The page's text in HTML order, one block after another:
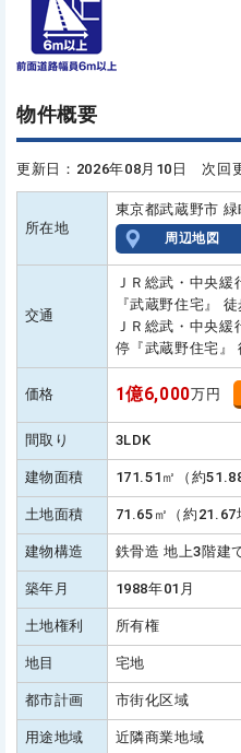
物件概要
更新日：2026年08月10日 次回
所在地
東京都武蔵野市 緑
周辺地図
交通
ＪＲ総武・中央
『武蔵野住宅』
ＪＲ総武・中央
停『武蔵野住宅』
価格 1億6,000万円
間取り 3LDK
建物面積 171.51㎡（約
土地面積 71.65㎡（約21.67
建物構造 鉄骨造 地上3階建
築年月 1988年01月
土地権利 所有権
地目 宅地
都市計画 市街化区域
用途地域 近隣商業地域